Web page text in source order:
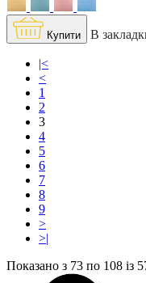
Купити В
|<
<
1
2
3
4
5
6
7
8
9
>
>|
Показано з 73 по 108 із